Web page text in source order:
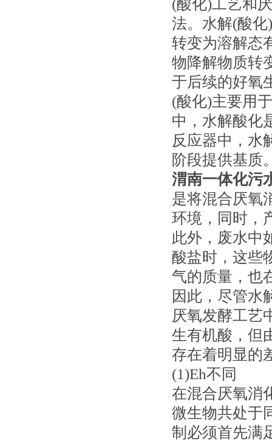
(酸化)工艺和
法。水解(酸
转变为溶解态
物降解物质转
于后续的好氧
(酸化)主要用
中，水解酸化
反应器中，水
阶段提供基质
渭南一体化污
是将混合厌氧
环境，同时，
此外，废水中
酸盐时，这些
气的质量，也
因此，尽管水
厌氧发酵工艺
生有机酸，但
存在着明显的
(1)Eh不同
在混合厌氧消
微生物共处于
制必须首先满